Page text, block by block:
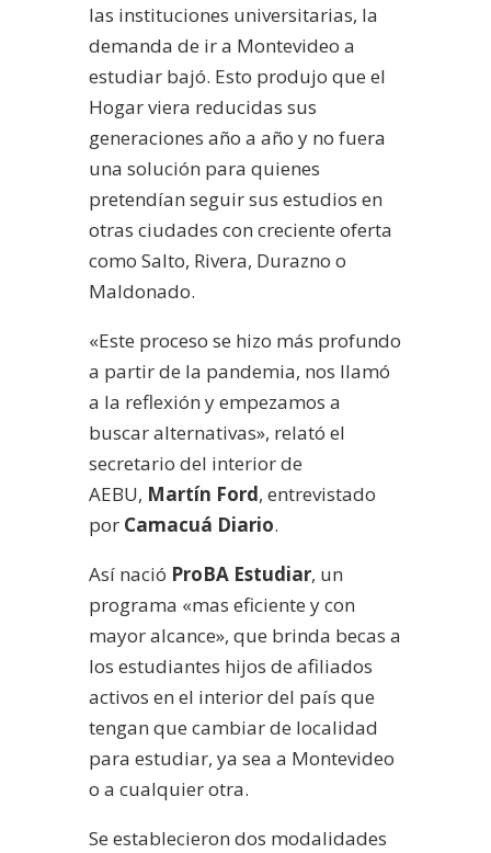
las instituciones universitarias, la
demanda de ir a Montevideo a
estudiar bajó. Esto produjo que el
Hogar viera reducidas sus
generaciones año a año y no fuera
una solución para quienes
pretendían seguir sus estudios en
otras ciudades con creciente oferta
como Salto, Rivera, Durazno o
Maldonado.
«Este proceso se hizo más profundo
a partir de la pandemia, nos llamó
a la reflexión y empezamos a
buscar alternativas», relató el
secretario del interior de
AEBU, Martín Ford, entrevistado
por Camacuá Diario.
Así nació ProBA Estudiar, un
programa «mas eficiente y con
mayor alcance», que brinda becas a
los estudiantes hijos de afiliados
activos en el interior del país que
tengan que cambiar de localidad
para estudiar, ya sea a Montevideo
o a cualquier otra.
Se establecieron dos modalidades